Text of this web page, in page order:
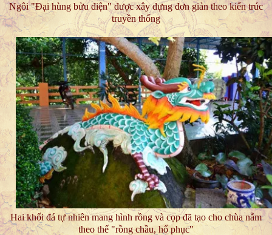
Ngôi "Đại hùng bửu điện" được xây dựng đơn giản theo kiến trúc
truyền thống
Hai khối đá tự nhiên mang hình rồng và cọp đã tạo cho chùa nằm
theo thế "rồng chầu, hổ phục"